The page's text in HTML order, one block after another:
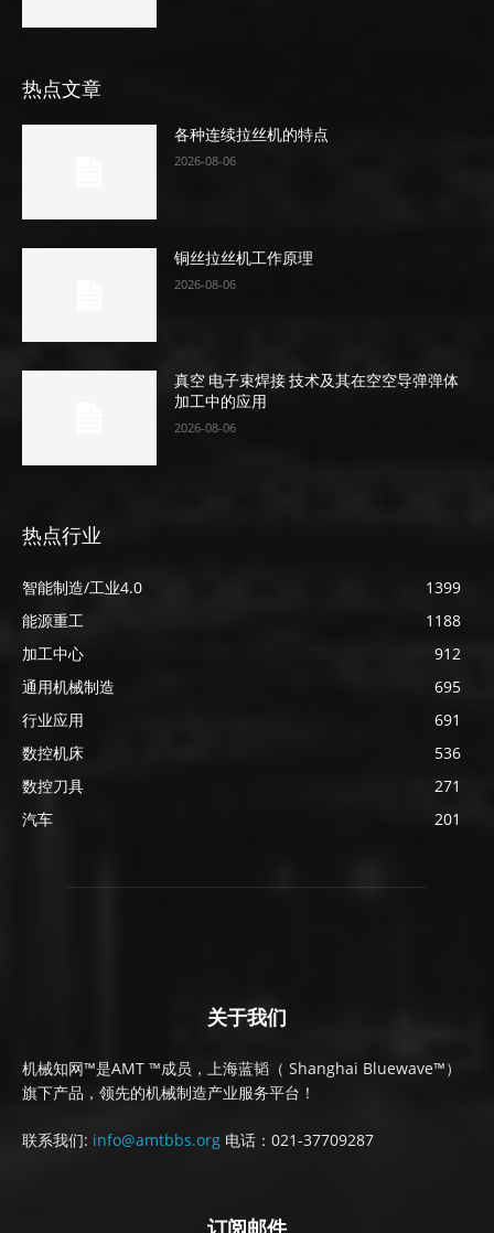
热点文章
各种连续拉丝机的特点
2026-08-06
铜丝拉丝机工作原理
2026-08-06
真空 电子束焊接 技术及其在空空导弹弹体
加工中的应用
2026-08-06
热点行业
智能制造/工业4.0
1399
能源重工
1188
加工中心
912
通用机械制造
695
行业应用
691
数控机床
536
数控刀具
271
汽车
201
关于我们
机械知网™是AMT ™成员，上海蓝韬（ Shanghai Bluewave™）
旗下产品，领先的机械制造产业服务平台！
联系我们: info@amtbbs.org 电话：021-37709287
订阅邮件